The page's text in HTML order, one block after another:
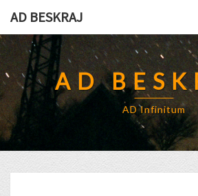
content
AD BESKRAJ
AD
AD Infinitum